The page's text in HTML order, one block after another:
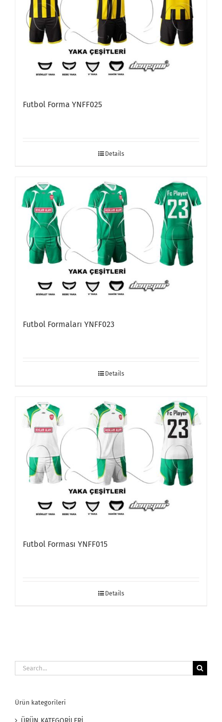
Futbol Forma YNFF025
Details
Futbol Formaları YNFF023
Details
Futbol Forması YNFF015
Details
Search
for:
Ürün kategorileri